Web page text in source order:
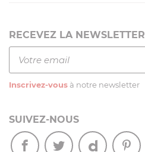
RECEVEZ LA NEWSLETTER
Inscrivez-vous à notre newsletter
SUIVEZ-NOUS